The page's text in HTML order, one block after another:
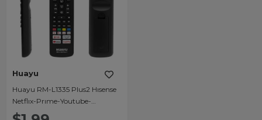
Huayu
Huayu RM-L1335 Plus2 Hısense
Netflıx-Prıme-Youtube-
Rakuten-Google Play-Vudu